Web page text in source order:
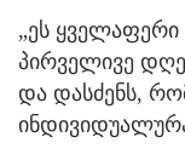
„ეს ყველაფერი
პირველივე
და დასძენს,